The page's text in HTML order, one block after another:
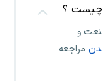
چیست ؟
و
مراجعه